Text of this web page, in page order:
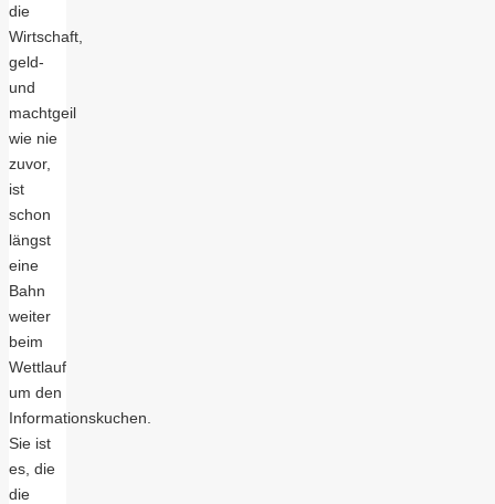
die
Wirtschaft,
geld-
und
machtgeil
wie nie
zuvor,
ist
schon
längst
eine
Bahn
weiter
beim
Wettlauf
um den
Informationskuchen.
Sie ist
es, die
die